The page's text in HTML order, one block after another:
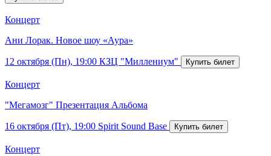
Концерт
Ани Лорак. Новое шоу «Аура»
12 октября (Пн), 19:00 КЗЦ "Миллениум"
Концерт
"Мегамозг" Презентация Альбома
16 октября (Пт), 19:00 Spirit Sound Base
Концерт